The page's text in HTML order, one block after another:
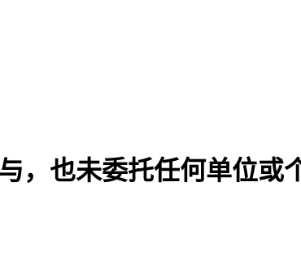
，也未委托任何单位或